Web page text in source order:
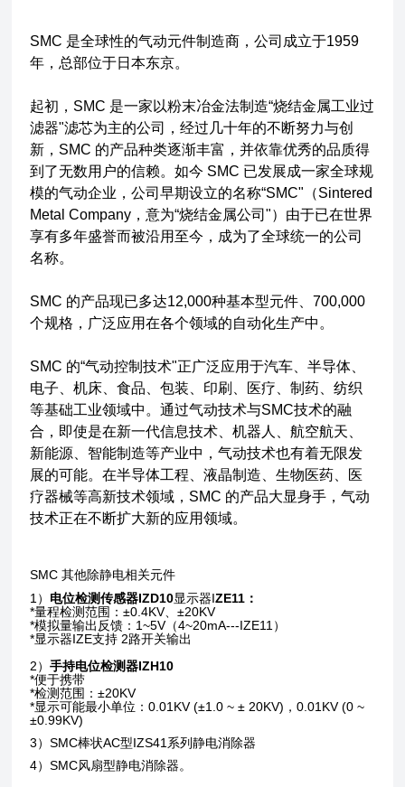
SMC 是全球性的气动元件制造商，公司成立于1959
年，总部位于日本东京。
起初，SMC 是一家以粉末冶金法制造“烧结金属工业过
滤器"滤芯为主的公司，经过几十年的不断努力与创
新，SMC 的产品种类逐渐丰富，并依靠优秀的品质得
到了无数用户的信赖。如今 SMC 已发展成一家全球规
模的气动企业，公司早期设立的名称“SMC"（Sintered
Metal Company，意为“烧结金属公司"）由于已在世界
享有多年盛誉而被沿用至今，成为了全球统一的公司
名称。
SMC 的产品现已多达12,000种基本型元件、700,000
个规格，广泛应用在各个领域的自动化生产中。
SMC 的“气动控制技术"正广泛应用于汽车、半导体、
电子、机床、食品、包装、印刷、医疗、制药、纺织
等基础工业领域中。通过气动技术与SMC技术的融
合，即使是在新一代信息技术、机器人、航空航天、
新能源、智能制造等产业中，气动技术也有着无限发
展的可能。在半导体工程、液晶制造、生物医药、医
疗器械等高新技术领域，SMC 的产品大显身手，气动
技术正在不断扩大新的应用领域。
SMC 其他除静电相关元件
1） 电位检测传感器IZD10显示器IZE11：
*量程检测范围：±0.4KV、±20KV
*模拟量输出反馈：1~5V（4~20mA---IZE11）
*显示器IZE支持 2路开关输出
2）手持电位检测器IZH10
*便于携带
*检测范围：±20KV
*显示可能最小单位：0.01KV (±1.0 ~ ± 20KV)，0.01KV (0 ~
±0.99KV)
3）SMC棒状AC型IZS41系列静电消除器
4）SMC风扇型静电消除器。